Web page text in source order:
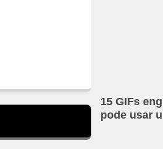
15 GIFs
pode usar